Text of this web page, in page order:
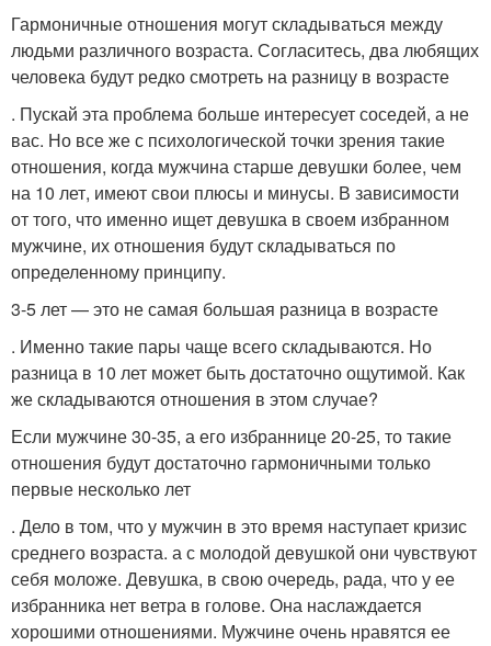
Гармоничные отношения могут складываться между
людьми различного возраста. Согласитесь, два любящих
человека будут редко смотреть на разницу в возрасте
. Пускай эта проблема больше интересует соседей, а не
вас. Но все же с психологической точки зрения такие
отношения, когда мужчина старше девушки более, чем
на 10 лет, имеют свои плюсы и минусы. В зависимости
от того, что именно ищет девушка в своем избранном
мужчине, их отношения будут складываться по
определенному принципу.
3-5 лет — это не самая большая разница в возрасте
. Именно такие пары чаще всего складываются. Но
разница в 10 лет может быть достаточно ощутимой. Как
же складываются отношения в этом случае?
Если мужчине 30-35, а его избраннице 20-25, то такие
отношения будут достаточно гармоничными только
первые несколько лет
. Дело в том, что у мужчин в это время наступает кризис
среднего возраста. а с молодой девушкой они чувствуют
себя моложе. Девушка, в свою очередь, рада, что у ее
избранника нет ветра в голове. Она наслаждается
хорошими отношениями. Мужчине очень нравятся ее